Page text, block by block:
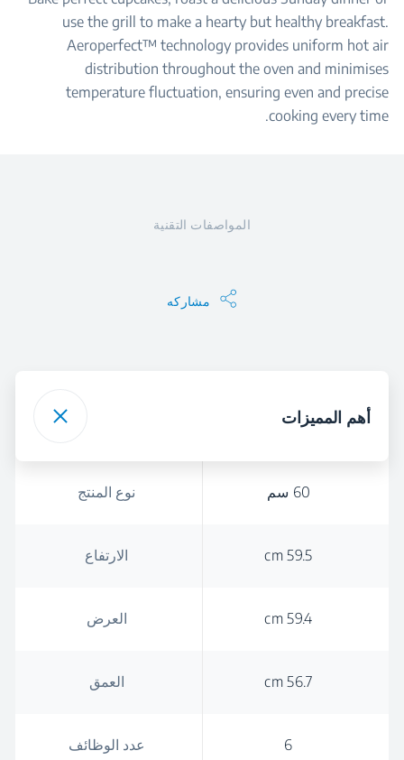
use the grill to make a hearty but healthy breakfast.
Aeroperfect™ technology provides uniform hot air
distribution throughout the oven and minimises
temperature fluctuation, ensuring even and precise
cooking every time.
المواصفات التقنية
مشاركه
أهم المميزات
نوع المنتج 60 سم
الارتفاع 59.5 cm
العرض 59.4 cm
العمق 56.7 cm
عدد الوظائف 6